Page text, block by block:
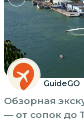
GuideGO
Обзорная
— от сопок до